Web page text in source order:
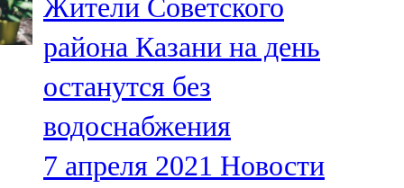
Жители Советского
района Казани на день
останутся без
водоснабжения
7 апреля 2021 Новости